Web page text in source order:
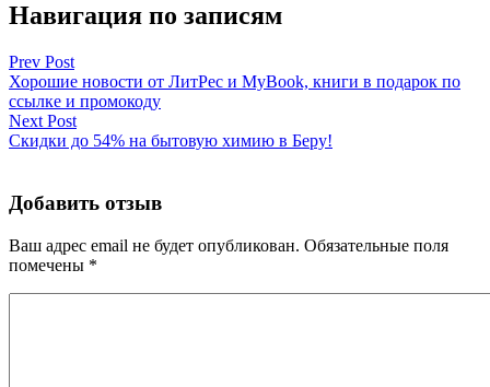
Навигация по записям
Prev Post
Хорошие новости от ЛитРес и MyBook, книги в подарок по
ссылке и промокоду
Next Post
Скидки до 54% на бытовую химию в Беру!
Добавить отзыв
Ваш адрес email не будет опубликован. Обязательные поля
помечены *